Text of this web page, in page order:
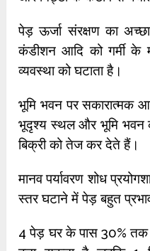
पेड़ ऊर्जा संरक्षण का
कंडीशन आदि को गर्मी के
व्यवस्था को घटाता है।
भूमि भवन पर सकारात्मक
भूदृश्य स्थल और भूमि भवन
बिक्री को तेज कर देते हैं।
मानव पर्यावरण शोध
स्तर घटाने में पेड़ बहुत
4 पेड़ घर के पास 30% तक